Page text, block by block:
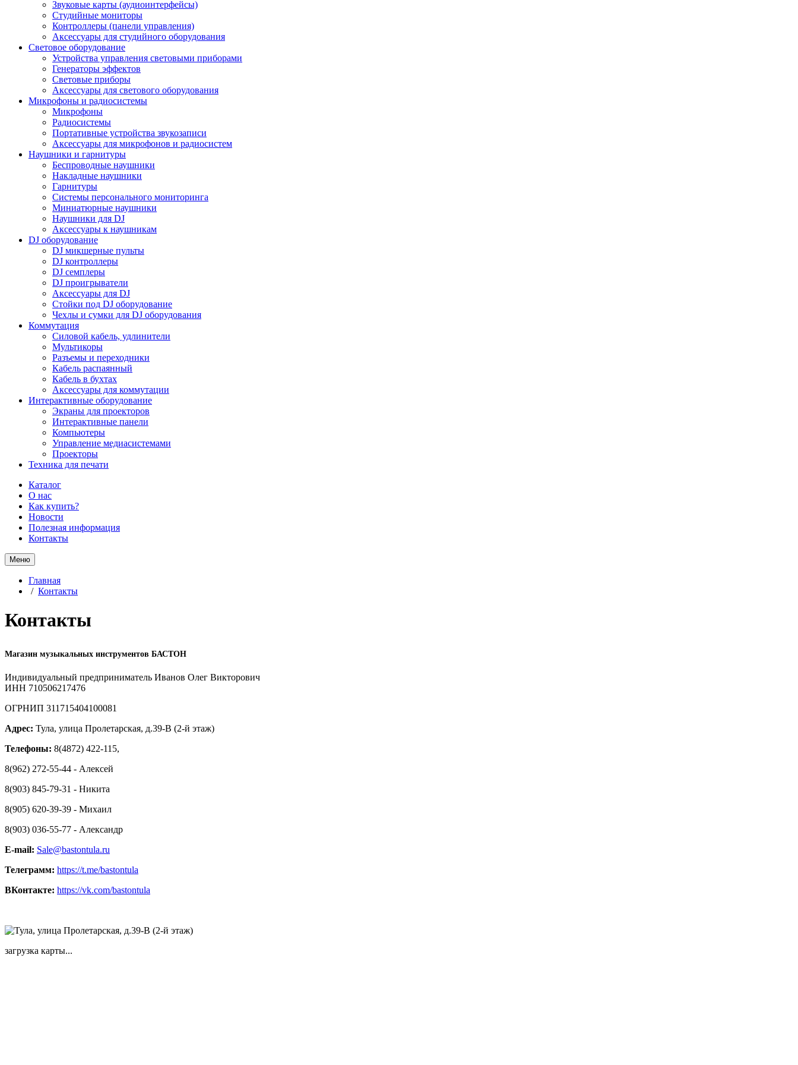
Звуковые карты (аудиоинтерфейсы)
Студийные мониторы
Контроллеры (панели управления)
Аксессуары для студийного оборудования
Световое оборудование
Устройства управления световыми приборами
Генераторы эффектов
Световые приборы
Аксессуары для светового оборудования
Микрофоны и радиосистемы
Микрофоны
Радиосистемы
Портативные устройства звукозаписи
Аксессуары для микрофонов и радиосистем
Наушники и гарнитуры
Беспроводные наушники
Накладные наушники
Гарнитуры
Системы персонального мониторинга
Миниатюрные наушники
Наушники для DJ
Аксессуары к наушникам
DJ оборудование
DJ микшерные пульты
DJ контроллеры
DJ семплеры
DJ проигрыватели
Аксессуары для DJ
Стойки под DJ оборудование
Чехлы и сумки для DJ оборудования
Коммутация
Силовой кабель, удлинители
Мультикоры
Разъемы и переходники
Кабель распаянный
Кабель в бухтах
Аксессуары для коммутации
Интерактивные оборудование
Экраны для проекторов
Интерактивные панели
Компьютеры
Управление медиасистемами
Проекторы
Техника для печати
Каталог
О нас
Как купить?
Новости
Полезная информация
Контакты
Меню
Главная
/ Контакты
Контакты
Магазин музыкальных инструментов БАСТОН
Индивидуальный предприниматель Иванов Олег Викторович
ИНН 710506217476
ОГРНИП 311715404100081
Адрес: Тула, улица Пролетарская, д.39-В (2-й этаж)
Телефоны: 8(4872) 422-115,
8(962) 272-55-44 - Алексей
8(903) 845-79-31 - Никита
8(905) 620-39-39 - Михаил
8(903) 036-55-77 - Александр
E-mail: Sale@bastontula.ru
Телеграмм: https://t.me/bastontula
ВКонтакте: https://vk.com/bastontula
загрузка карты...